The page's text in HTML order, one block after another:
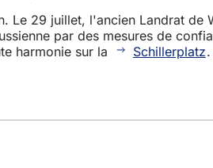
Le 29 juillet, l'ancien Landrat de
par des mesures de
harmonie sur la
Schillerplatz.